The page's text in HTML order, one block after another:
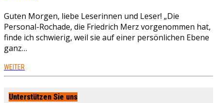
Guten Morgen, liebe Leserinnen und Leser! „Die
Personal-Rochade, die Friedrich Merz vorgenommen hat,
finde ich schwierig, weil sie auf einer persönlichen Ebene
ganz…
WEITER
Unterstützen Sie uns